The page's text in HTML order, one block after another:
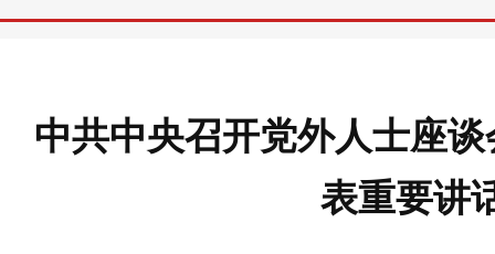
中共中央召开党外人士座
表重要讲